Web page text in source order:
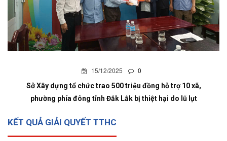
15/12/2025 0
Sở Xây dựng tổ chức trao 500 triệu đồng hỗ trợ 10 xã,
phường phía đông tỉnh Đắk Lắk bị thiệt hại do lũ lụt
KẾT QUẢ GIẢI QUYẾT TTHC